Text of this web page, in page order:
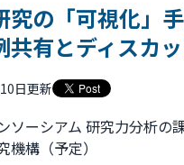
究の「可視化」
共有とディスカ
日更新
ソーシアム 研究力分析の
構（予定）